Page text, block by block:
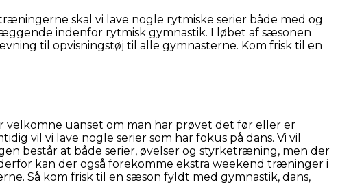
skal vi lave nogle rytmiske serier både med og
indenfor rytmisk gymnastik. I løbet af sæsonen
til opvisningstøj til alle gymnasterne. Kom frisk til en
velkomne uanset om man har prøvet det før eller er
vil vi lave nogle serier som har fokus på dans. Vi vil
består at både serier, øvelser og styrketræning, men der
kan der også forekomme ekstra weekend træninger i
Så kom frisk til en sæson fyldt med gymnastik, dans,